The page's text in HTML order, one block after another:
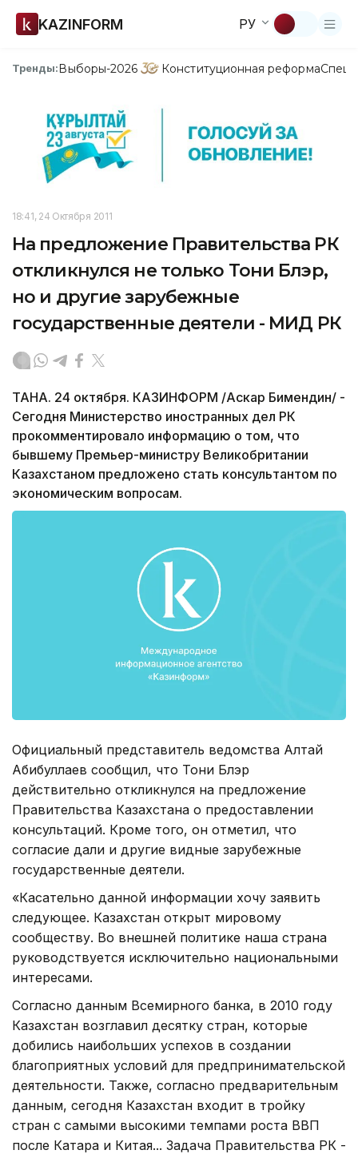
KAZINFORM РУ
Тренды:Выборы-2026 Конституционная реформа
18:41, 24 Октября 2011
На предложение Правительства РК
откликнулся не только Тони Блэр,
но и другие зарубежные
государственные деятели - МИД РК
ТАНА. 24 октября. КАЗИНФОРМ /Аскар Бимендин/ -
Сегодня Министерство иностранных дел РК
прокомментировало информацию о том, что
бывшему Премьер-министру Великобритании
Казахстаном предложено стать консультантом по
экономическим вопросам.
Официальный представитель ведомства Алтай
Абибуллаев сообщил, что Тони Блэр
действительно откликнулся на предложение
Правительства Казахстана о предоставлении
консультаций. Кроме того, он отметил, что
согласие дали и другие видные зарубежные
государственные деятели.
«Касательно данной информации хочу заявить
следующее. Казахстан открыт мировому
сообществу. Во внешней политике наша страна
руководствуется исключительно национальными
интересами.
Согласно данным Всемирного банка, в 2010 году
Казахстан возглавил десятку стран, которые
добились наибольших успехов в создании
благоприятных условий для предпринимательской
деятельности. Также, согласно предварительным
данным, сегодня Казахстан входит в тройку
стран с самыми высокими темпами роста ВВП
после Катара и Китая... Задача Правительства РК -